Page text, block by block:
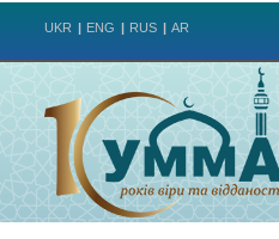
UKR ENG RUS AR